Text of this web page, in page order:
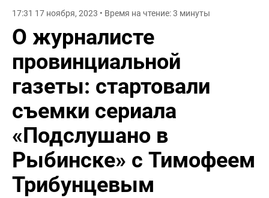
17:31 17 ноября, 2023 • Время на чтение: 3 минуты
О журналисте
провинциальной
газеты: стартовали
съемки сериала
«Подслушано в
Рыбинске» с Тимофеем
Трибунцевым